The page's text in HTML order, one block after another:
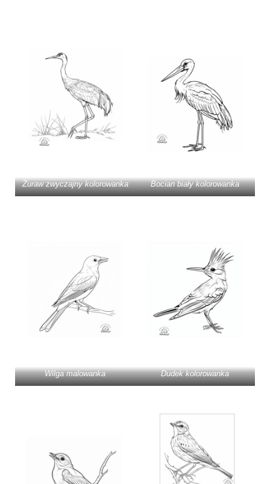
Żuraw zwyczajny kolorowanka Bocian biały kolorowanka
Wilga malowanka Dudek kolorowanka